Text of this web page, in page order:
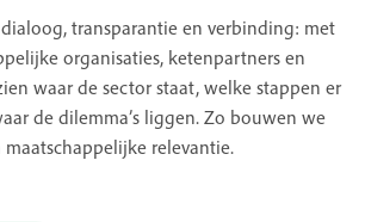
transparantie en verbinding: met
organisaties, ketenpartners en
waar de sector staat, welke stappen er
de dilemma’s liggen. Zo bouwen we
relevantie.